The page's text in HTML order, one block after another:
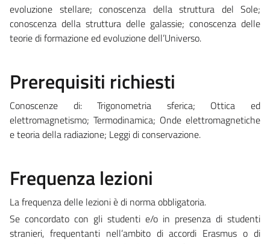
evoluzione stellare; conoscenza della struttura del Sole;
conoscenza della struttura delle galassie; conoscenza delle
teorie di formazione ed evoluzione dell’Universo.
Prerequisiti richiesti
Conoscenze di: Trigonometria sferica; Ottica ed
elettromagnetismo; Termodinamica; Onde elettromagnetiche
e teoria della radiazione; Leggi di conservazione.
Frequenza lezioni
La frequenza delle lezioni è di norma obbligatoria.
Se concordato con gli studenti e/o in presenza di studenti
stranieri, frequentanti nell’ambito di accordi Erasmus o di